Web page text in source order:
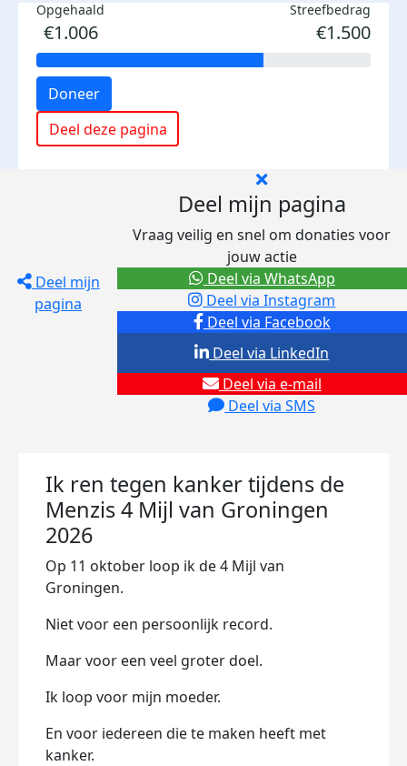
Opgehaald
€1.006
Streefbedrag
€1.500
Doneer
Deel deze pagina
Deel mijn
pagina
Deel mijn pagina
Vraag veilig en snel om donaties voor
jouw actie
Deel via Facebook
Deel via Instagram
Deel via e-mail
Deel via SMS
Deel via LinkedIn
Deel via WhatsApp
Ik ren tegen kanker tijdens de
Menzis 4 Mijl van Groningen
2026
Op 11 oktober loop ik de 4 Mijl van
Groningen.
Niet voor een persoonlijk record.
Maar voor een veel groter doel.
Ik loop voor mijn moeder.
En voor iedereen die te maken heeft met
kanker.